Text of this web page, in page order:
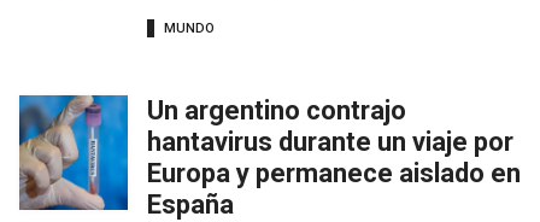
MUNDO
Un argentino contrajo
hantavirus durante un viaje por
Europa y permanece aislado en
España